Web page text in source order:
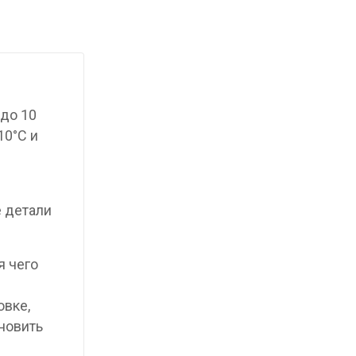
10
и
чего